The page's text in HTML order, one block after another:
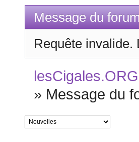
Message du
Requête invalide.
» Message du